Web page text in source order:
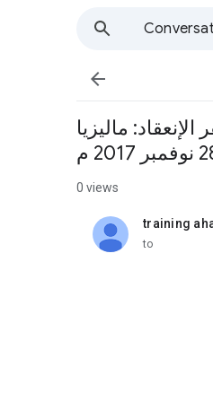

ماليزيا
0 views
training
unread,
to